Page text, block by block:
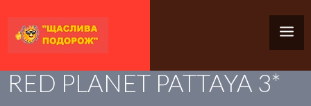
RED PLANET PATTAYA 3*